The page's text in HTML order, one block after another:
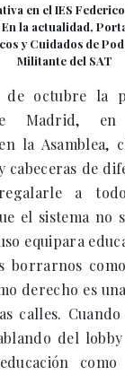
en el IES
la actualidad,
y Cuidados de
Militante del SAT
de octubre la
Madrid,
la Asamblea,
cabeceras de
a
el sistema no
equipara
borrarnos
derecho es
calles.
del